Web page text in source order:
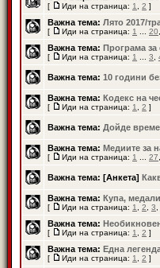
[ Иди на страница: 1 2 ]
Важна тема: Лято 2017/
[ Иди на страница: 1 20
Важна тема: Програма за
[ Иди на страница: 1 3
Важна тема: 10 години
Важна тема: Кодекс на
[ Иди на страница: 1 2 ]
Важна тема: Дойде време
Важна тема: Медиите за
[ Иди на страница: 1 27
Важна тема: [Анкета]
Важна тема: Купа,
[ Иди на страница: 1 2 3
Важна тема:
[ Иди на страница: 1 2 ]
Важна тема: Една
[ Иди на страница: 1 2 ]